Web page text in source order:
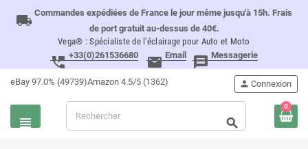
local_shipping Commandes expédiées de France le jour même jusqu'à 15h. Frais
de port gratuit au-dessus de 40€.
Vega® : Spécialiste de l'éclairage pour Auto et Moto
perm_phone_msg +33(0)261536680 email Email message Messagerie
eBay 97.0% (49739)Amazon 4.5/5 (1362)
view_headline
person Connexion
search
0